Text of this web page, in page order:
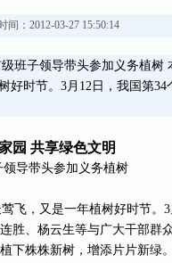
：2012-03-27 15:50:14
班子领导带头参加义务植树
好时节。3月12日，我国第34
园 共享绿色文明
领导带头参加义务植树
，又是一年植树好时节。3
胜、杨云生等与广大干部群
下株株新树，增添片片新绿。